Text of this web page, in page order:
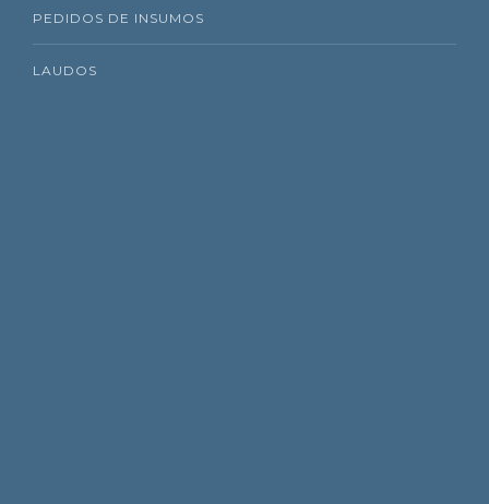
PEDIDOS DE INSUMOS
LAUDOS